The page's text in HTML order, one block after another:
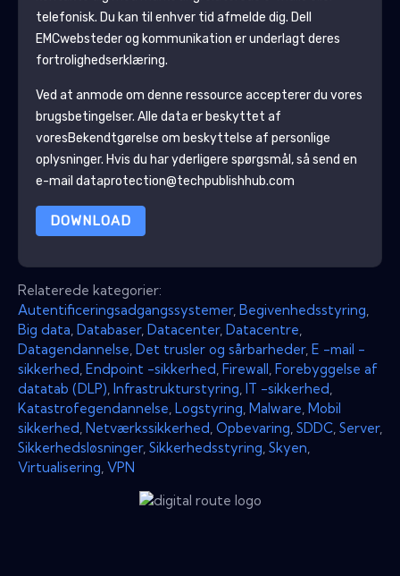
telefonisk. Du kan til enhver tid afmelde dig. Dell
EMCwebsteder og kommunikation er underlagt deres
fortrolighedserklæring.
Ved at anmode om denne ressource accepterer du vores
brugsbetingelser. Alle data er beskyttet af
voresBekendtgørelse om beskyttelse af personlige
oplysninger. Hvis du har yderligere spørgsmål, så send en
e-mail dataprotection@techpublishhub.com
DOWNLOAD
Relaterede kategorier:
Autentificeringsadgangssystemer, Begivenhedsstyring
Big data Databaser, Datacenter, Datacentre
Datagendannelse Det trusler og sårbarheder, E -mail -
sikkerhed Endpoint -sikkerhed Firewall Forebyggelse af
datatab (DLP) Infrastrukturstyring IT -sikkerhed
Katastrofegendannelse Logstyring Malware Mobil
sikkerhed Netværkssikkerhed Opbevaring SDDC Server,
Sikkerhedsløsninger, Sikkerhedsstyring Skyen
Virtualisering VPN